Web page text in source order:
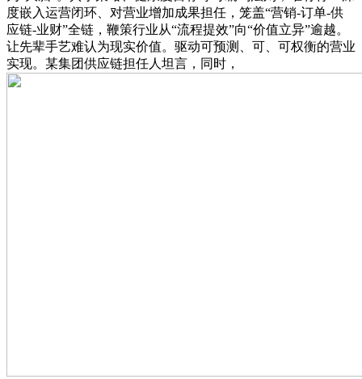
度嵌入运营闭环、对营业增加成果担任，笼盖“营销-订单-供
应链-业财”全链，鞭策行业从“流程提效”向“价值立异”逾越。
让先辈手艺难认为现实价值。驱动可预测、可、可权衡的营业
实现。某集团供应链担任人坦言，同时，